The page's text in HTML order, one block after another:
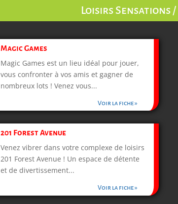
Loisirs Sensations /
Magic Games
Magic Games est un lieu idéal pour jouer,
vous confronter à vos amis et gagner de
nombreux lots ! Venez vous...
Voir la fiche »
201 Forest Avenue
Venez vibrer dans votre complexe de loisirs
201 Forest Avenue ! Un espace de détente
et de divertissement...
Voir la fiche »